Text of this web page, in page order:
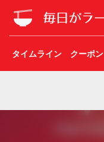
タイムライン クーポン